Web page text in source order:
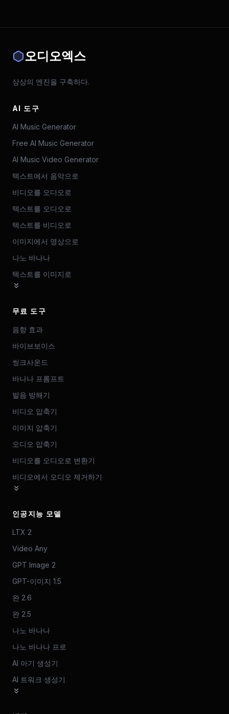
오디오엑스
상상의 엔진을 구축하다.
AI 도구
AI Music Generator
Free AI Music Generator
AI Music Video Generator
텍스트에서 음악으로
비디오를 오디오로
텍스트를 오디오로
텍스트를 비디오로
이미지에서 영상으로
나노 바나나
텍스트를 이미지로
무료 도구
음향 효과
바이브보이스
씽크사운드
바나나 프롬프트
발음 방해기
비디오 압축기
이미지 압축기
오디오 압축기
비디오를 오디오로 변환기
비디오에서 오디오 제거하기
인공지능 모델
LTX 2
Video Any
GPT Image 2
GPT-이미지 1.5
완 2.6
완 2.5
나노 바나나
나노 바나나 프로
AI 아기 생성기
AI 트워크 생성기